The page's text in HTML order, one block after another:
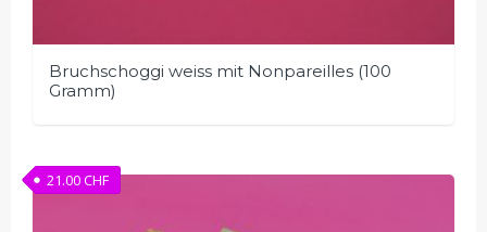
Bruchschoggi weiss mit Nonpareilles (100
Gramm)
21.00CHF